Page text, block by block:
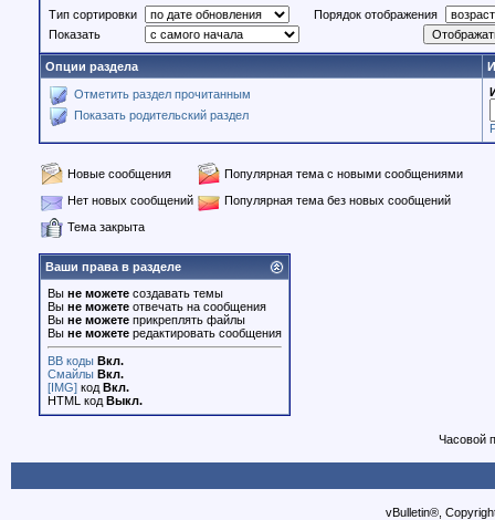
Тип сортировки
Порядок отображения
Показать
Опции раздела
Отметить раздел прочитанным
Показать родительский раздел
Новые сообщения
Популярная тема с новыми сообщениями
Нет новых сообщений
Популярная тема без новых сообщений
Тема закрыта
Ваши права в разделе
Вы не можете создавать темы
Вы не можете отвечать на сообщения
Вы не можете прикреплять файлы
Вы не можете редактировать сообщения
BB коды Вкл.
Смайлы Вкл.
[IMG] код Вкл.
HTML код Выкл.
Часовой
vBulletin®,